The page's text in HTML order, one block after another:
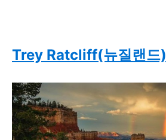
Trey Ratcliff(뉴질랜드)